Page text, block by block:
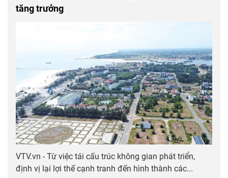
tăng trưởng
VTV.vn - Từ việc tái cấu trúc không gian phát triển,
định vị lại lợi thế cạnh tranh đến hình thành các...